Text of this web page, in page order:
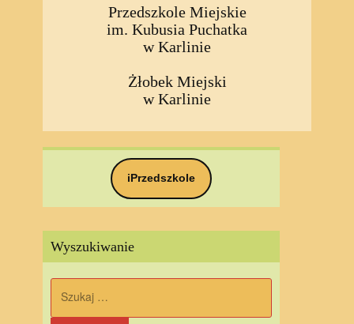
Przedszkole Miejskie
im. Kubusia Puchatka
w Karlinie
Żłobek Miejski
w Karlinie
iPrzedszkole
Wyszukiwanie